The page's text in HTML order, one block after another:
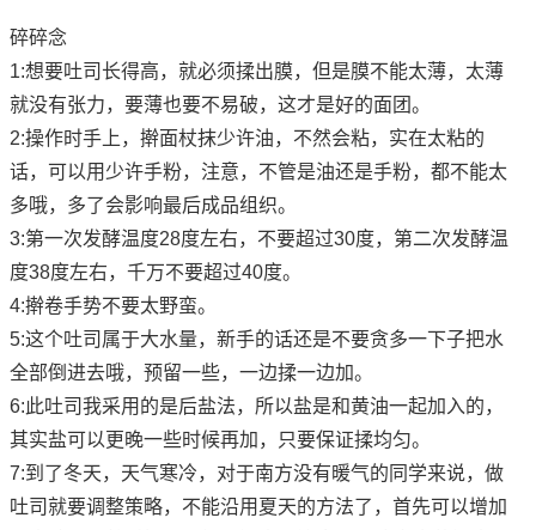
碎碎念
1:想要吐司长得高，就必须揉出膜，但是膜不能太薄，太薄
就没有张力，要薄也要不易破，这才是好的面团。
2:操作时手上，擀面杖抹少许油，不然会粘，实在太粘的
话，可以用少许手粉，注意，不管是油还是手粉，都不能太
多哦，多了会影响最后成品组织。
3:第一次发酵温度28度左右，不要超过30度，第二次发酵温
度38度左右，千万不要超过40度。
4:擀卷手势不要太野蛮。
5:这个吐司属于大水量，新手的话还是不要贪多一下子把水
全部倒进去哦，预留一些，一边揉一边加。
6:此吐司我采用的是后盐法，所以盐是和黄油一起加入的，
其实盐可以更晚一些时候再加，只要保证揉均匀。
7:到了冬天，天气寒冷，对于南方没有暖气的同学来说，做
吐司就要调整策略，不能沿用夏天的方法了，首先可以增加